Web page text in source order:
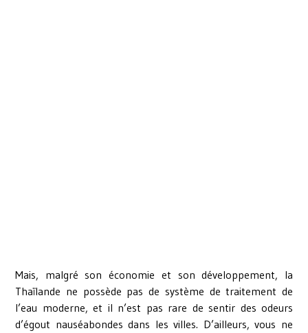
Mais, malgré son économie et son développement, la
Thaïlande ne possède pas de système de traitement de
l’eau moderne, et il n’est pas rare de sentir des odeurs
d’égout nauséabondes dans les villes. D’ailleurs, vous ne